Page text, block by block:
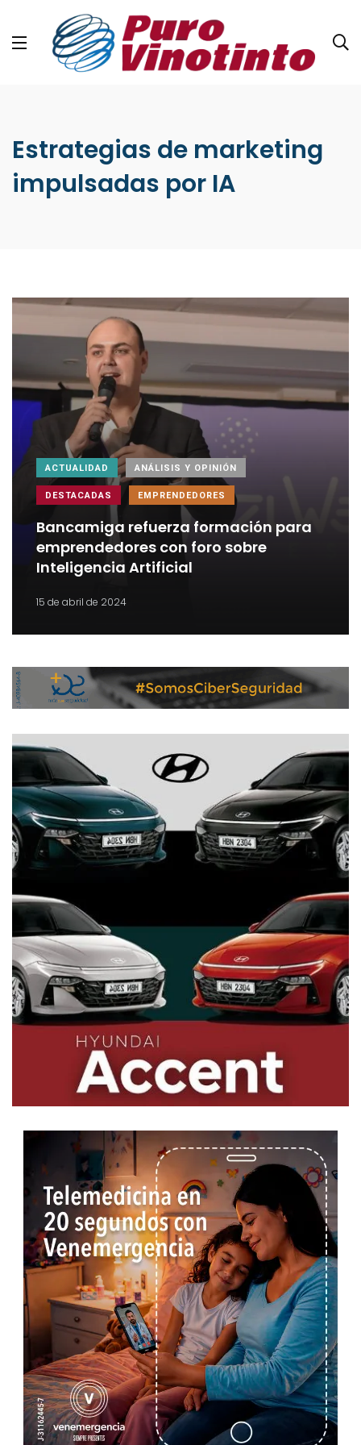
Estrategias de marketing
impulsadas por IA
ACTUALIDAD ANÁLISIS Y OPINIÓN
DESTACADAS EMPRENDEDORES
Bancamiga refuerza formación para
emprendedores con foro sobre
Inteligencia Artificial
15 de abril de 2024